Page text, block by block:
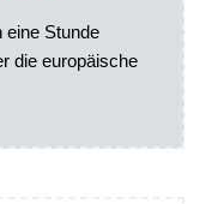
eine Stunde
die europäische